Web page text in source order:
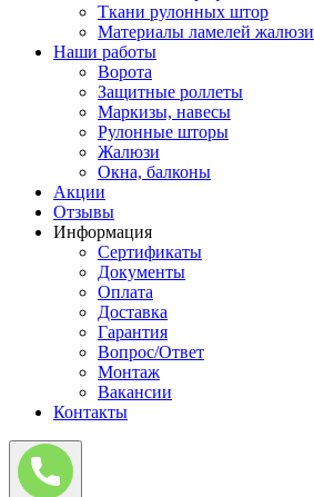
Ткани рулонных штор
Материалы ламелей жалюзи
Наши работы
Ворота
Защитные роллеты
Маркизы, навесы
Рулонные шторы
Жалюзи
Окна, балконы
Акции
Отзывы
Информация
Сертификаты
Документы
Оплата
Доставка
Гарантия
Вопрос/Ответ
Монтаж
Вакансии
Контакты